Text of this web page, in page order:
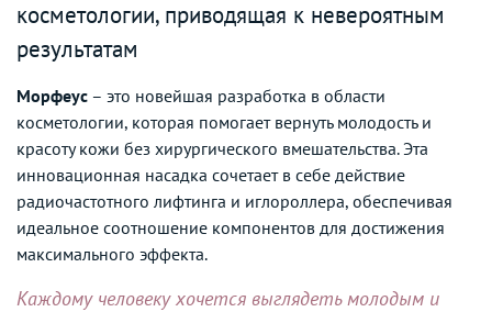
косметологии, приводящая к невероятным
результатам
Морфеус – это новейшая разработка в области
косметологии, которая помогает вернуть молодость и
красоту кожи без хирургического вмешательства. Эта
инновационная насадка сочетает в себе действие
радиочастотного лифтинга и иглороллера, обеспечивая
идеальное соотношение компонентов для достижения
максимального эффекта.
Каждому человеку хочется выглядеть молодым и